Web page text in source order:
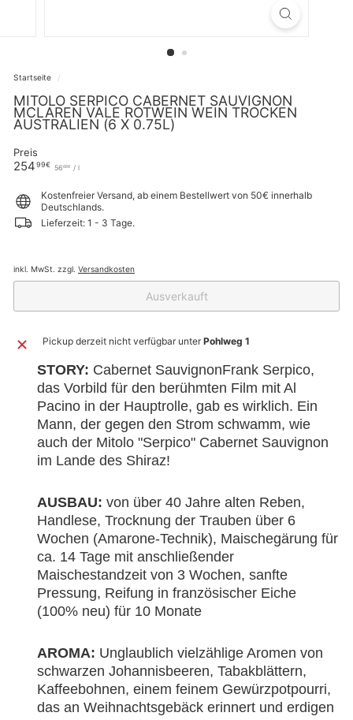
Startseite /
MITOLO SERPICO CABERNET SAUVIGNON
MCLAREN VALE ROTWEIN WEIN TROCKEN
AUSTRALIEN (6 X 0.75L)
Preis
Normaler
25499€254,99€
5666€ 56,66€
/ l
Kostenfreier Versand, ab einem Bestellwert von 50€ innerhalb
Deutschlands.
Lieferzeit: 1 - 3 Tage.
inkl. MwSt. zzgl. Versandkosten
Ausverkauft
Pickup derzeit nicht verfügbar unter Pohlweg 1
STORY: Cabernet SauvignonFrank Serpico,
das Vorbild für den berühmten Film mit Al
Pacino in der Hauptrolle, gab es wirklich. Ein
Mann, der gegen den Strom schwamm, wie
auch der Mitolo "Serpico" Cabernet Sauvignon
im Lande des Shiraz!
AUSBAU: von über 40 Jahre alten Reben,
Handlese, Trocknung der Trauben über 6
Wochen (Amarone-Technik), Maischegärung für
ca. 14 Tage mit anschließender
Maischestandzeit von 3 Wochen, sanfte
Pressung, Reifung in französischer Eiche
(100% neu) für 10 Monate
AROMA: Unglaublich vielzählige Aromen von
schwarzen Johannisbeeren, Tabakblättern,
Kaffeebohnen, einem feinem Gewürzpotpourri,
das an Weihnachtsgebäck erinnert und erdigen